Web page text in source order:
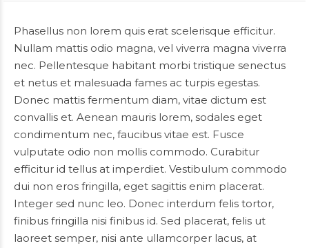
Phasellus non lorem quis erat scelerisque efficitur.
Nullam mattis odio magna, vel viverra magna viverra
nec. Pellentesque habitant morbi tristique senectus
et netus et malesuada fames ac turpis egestas.
Donec mattis fermentum diam, vitae dictum est
convallis et. Aenean mauris lorem, sodales eget
condimentum nec, faucibus vitae est. Fusce
vulputate odio non mollis commodo. Curabitur
efficitur id tellus at imperdiet. Vestibulum commodo
dui non eros fringilla, eget sagittis enim placerat.
Integer sed nunc leo. Donec interdum felis tortor,
finibus fringilla nisi finibus id. Sed placerat, felis ut
laoreet semper, nisi ante ullamcorper lacus, at